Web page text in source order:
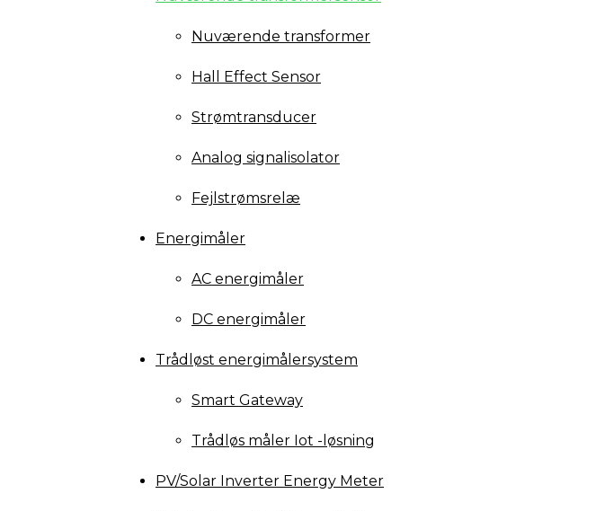
Nuværende transformer
Hall Effect Sensor
Strømtransducer
Analog signalisolator
Fejlstrømsrelæ
Energimåler
AC energimåler
DC energimåler
Trådløst energimålersystem
Smart Gateway
Trådløs måler Iot -løsning
PV/Solar Inverter Energy Meter